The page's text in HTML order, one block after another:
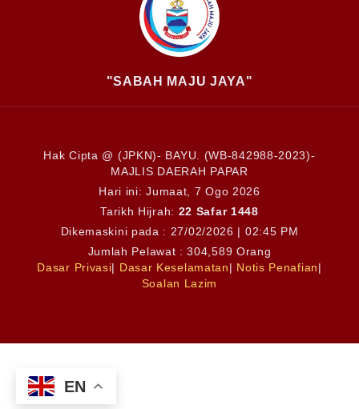
EN
"SABAH MAJU JAYA"
Hak Cipta @ (JPKN)- BAYU. (WB-842988-2023)-
MAJLIS DAERAH PAPAR
Hari ini:Jumaat, 7 Ogo 2026
Tarikh Hijrah: 22 Safar 1448
Dikemaskini pada : 27/02/2026 | 02:45 PM
Jumlah Pelawat : 304,589 Orang
Dasar Privasi| Dasar Keselamatan| Notis Penafian|
Soalan Lazim